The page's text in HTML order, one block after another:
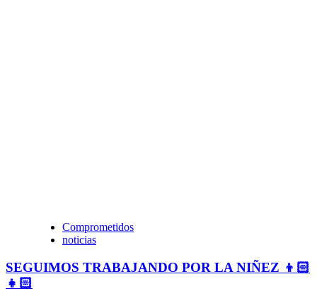
Comprometidos
noticias
SEGUIMOS TRABAJANDO POR LA NIÑEZ 👦🏻
👧🏻